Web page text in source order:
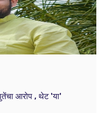
आरोप , थेट 'या'